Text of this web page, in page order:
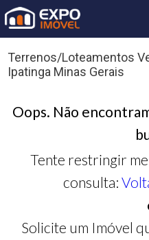
Terrenos/Loteamentos
Ipatinga Minas Gerais
Oops. Não
Tente restringir
consulta:
Solicite um Imóvel